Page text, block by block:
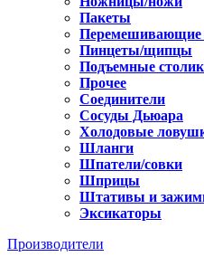
Пакеты
Перемешивающие
Пинцеты/щипцы
Подъемные
Прочее
Соединители
Сосуды Дьюара
Холодовые
Шланги
Шпатели/совки
Шприцы
Штативы и
Эксикаторы
Производители